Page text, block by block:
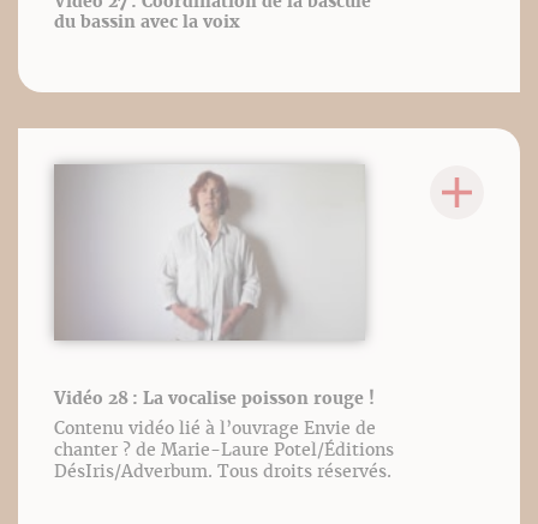
du bassin avec la voix
Vidéo 28 : La vocalise poisson rouge !
Contenu vidéo lié à l’ouvrage Envie de
chanter ? de Marie-Laure Potel/Éditions
DésIris/Adverbum. Tous droits réservés.